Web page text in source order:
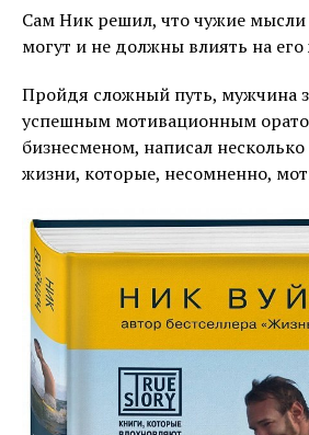
Сам Ник решил, что чужие мысли
могут и не должны влиять на его
Пройдя сложный путь, мужчина
успешным мотивационным
бизнесменом, написал
жизни, которые, несомненно,